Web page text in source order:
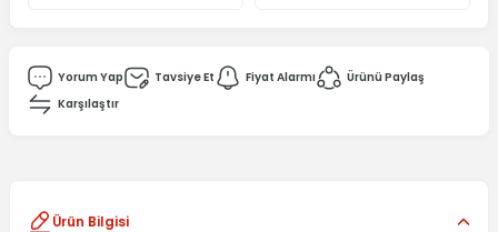
Yorum Yap Tavsiye Et Fiyat Alarmı
Ürünü Paylaş
Karşılaştır
Ürün Bilgisi